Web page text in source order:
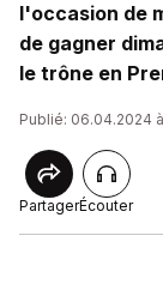
l'occasion de
de gagner
le trône en
Publié: 06.04.2024
PartagerÉcouter